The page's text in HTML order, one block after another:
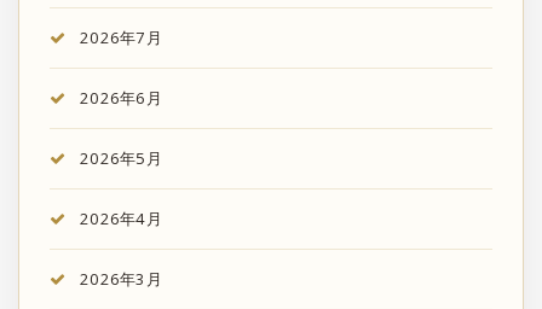
2026年7月
2026年6月
2026年5月
2026年4月
2026年3月